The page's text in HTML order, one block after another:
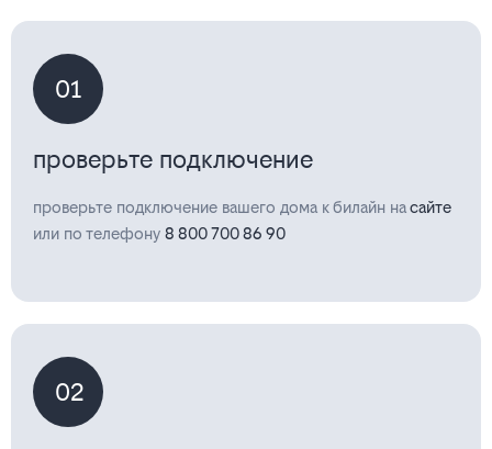
01
проверьте подключение
проверьте подключение вашего дома к билайн насайте
или по телефону 8 800 700 86 90
02